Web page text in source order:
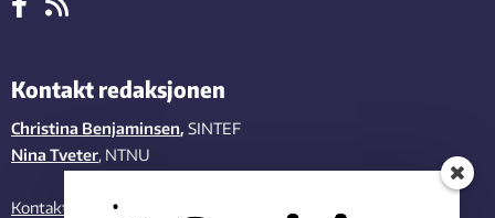
Kontakt redaksjonen
Christina Benjaminsen, SINTEF
Nina Tveter, NTNU
Kontakt oss